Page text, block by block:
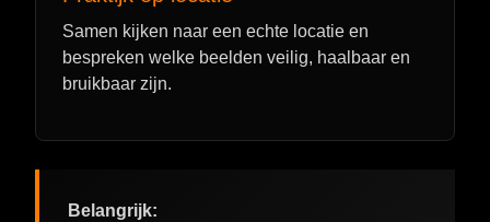
Samen kijken naar een echte locatie en
bespreken welke beelden veilig, haalbaar en
bruikbaar zijn.
Belangrijk: